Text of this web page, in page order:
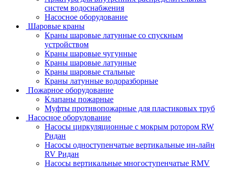
систем водоснабжения
Насосное оборудование
Шаровые краны
Краны шаровые латунные со спускным
устройством
Краны шаровые чугунные
Краны шаровые латунные
Краны шаровые стальные
Краны латунные водоразборные
Пожарное оборудование
Клапаны пожарные
Муфты противопожарные для пластиковых труб
Насосное оборудование
Насосы циркуляционные с мокрым ротором RW
Ридан
Насосы одноступенчатые вертикальные ин-лайн
RV Ридан
Насосы вертикальные многоступенчатые RMV